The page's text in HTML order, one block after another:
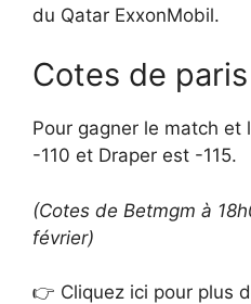
du Qatar ExxonMobil.
Cotes de paris
Pour gagner le match et
-110 et Draper est -115.
(Cotes de Betmgm à
février)
👉 Cliquez ici pour plus